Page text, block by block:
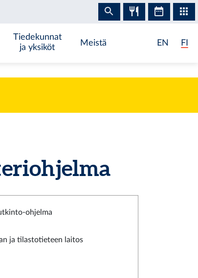
Tiedekunnat
ja yksiköt
Meistä EN FI
ohjelma
ja tilastotieteen laitos